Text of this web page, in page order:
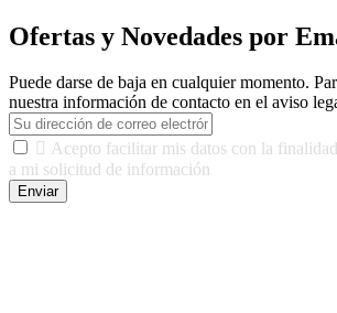
Ofertas y Novedades por
Puede darse de baja en cualquier momento.
nuestra información de contacto en el aviso
 Acepto facilitar mis datos con la
a mi solicitud de información
Enviar